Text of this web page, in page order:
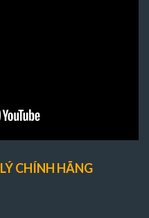
CHÍNH HÃNG